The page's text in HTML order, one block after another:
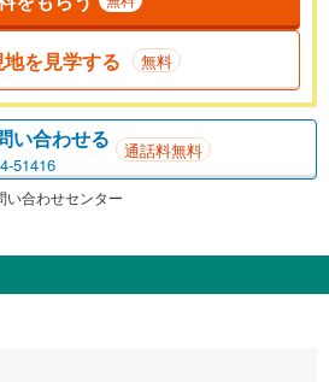
を見学する 無料
い合わせる
51416
通話料無料
い合わせセンター